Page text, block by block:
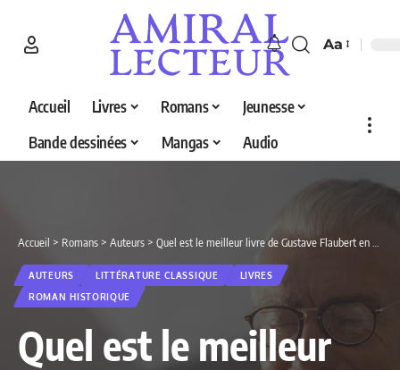
Aa
Accueil Livres Romans
Jeunesse
Bande dessinées
Mangas Audio
Accueil > Romans > Auteurs > Quel est le meilleur livre de Gustave Flaubert en 2026 ? Découvrez nos 3 sélections
AUTEURS LITTÉRATURE CLASSIQUE
LIVRES
ROMAN HISTORIQUE
Quel est le meilleur